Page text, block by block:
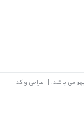
و با حداقل قیمت
می باشد. | طراحی و کد